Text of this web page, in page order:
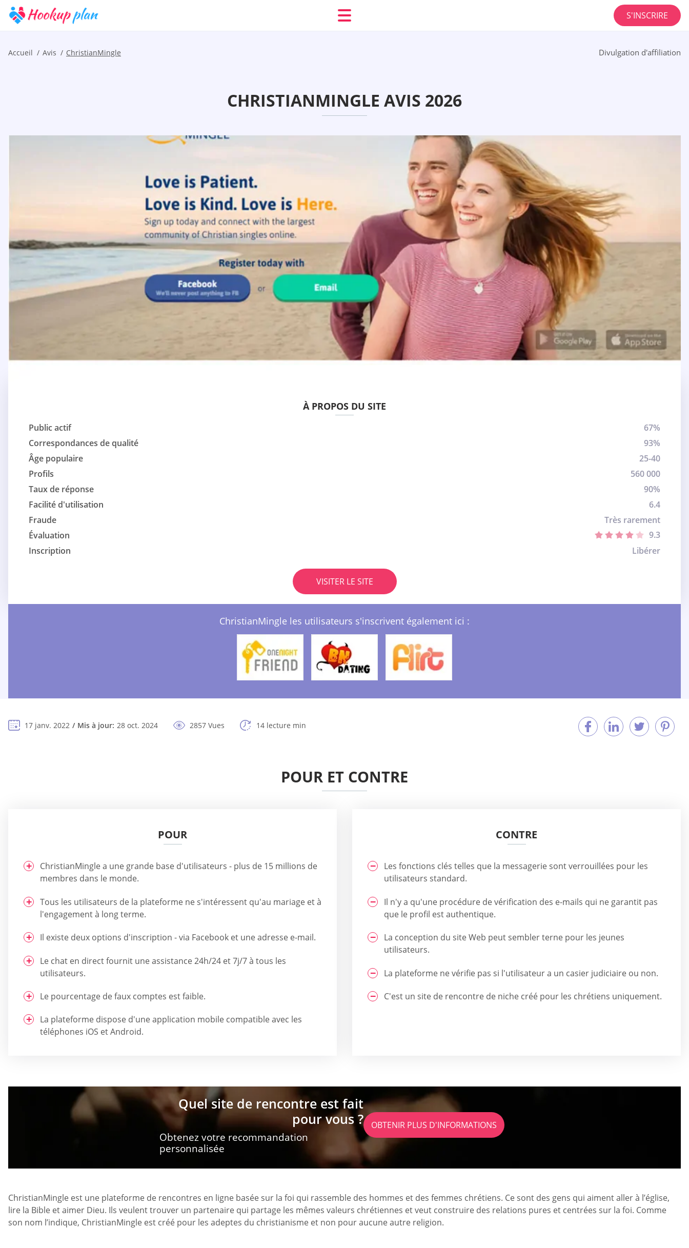
S'INSCRIRE
Accueil Avis ChristianMingle Divulgation d'affiliation
CHRISTIANMINGLE AVIS 2026
À PROPOS DU SITE
Public actif
67%
Correspondances de qualité
93%
Âge populaire
25-40
Profils
560 000
Taux de réponse
90%
Facilité d'utilisation
6.4
Fraude
Très rarement
Évaluation
9.3
Inscription
Libérer
VISITER LE SITE
ChristianMingle les utilisateurs s'inscrivent également ici :
17 janv. 2022 Mis à jour: 28 oct. 2024 2857 Vues 14 lecture min
POUR ET CONTRE
POUR
ChristianMingle a une grande base d'utilisateurs - plus de 15 millions de
membres dans le monde.
Tous les utilisateurs de la plateforme ne s'intéressent qu'au mariage et à
l'engagement à long terme.
Il existe deux options d'inscription - via Facebook et une adresse e-mail.
Le chat en direct fournit une assistance 24h/24 et 7j/7 à tous les
utilisateurs.
Le pourcentage de faux comptes est faible.
La plateforme dispose d'une application mobile compatible avec les
téléphones iOS et Android.
CONTRE
Les fonctions clés telles que la messagerie sont verrouillées pour les
utilisateurs standard.
Il n'y a qu'une procédure de vérification des e-mails qui ne garantit pas
que le profil est authentique.
La conception du site Web peut sembler terne pour les jeunes
utilisateurs.
La plateforme ne vérifie pas si l'utilisateur a un casier judiciaire ou non.
C'est un site de rencontre de niche créé pour les chrétiens uniquement.
Quel site de rencontre est fait
pour vous ?
Obtenez votre recommandation
personnalisée
OBTENIR PLUS D'INFORMATIONS
ChristianMingle est une plateforme de rencontres en ligne basée sur la foi qui rassemble des hommes et des femmes chrétiens. Ce sont des gens qui aiment aller à l’église,
lire la Bible et aimer Dieu. Ils veulent trouver un partenaire qui partage les mêmes valeurs chrétiennes et veut construire des relations pures et centrées sur la foi. Comme
son nom l’indique, ChristianMingle est créé pour les adeptes du christianisme et non pour aucune autre religion.